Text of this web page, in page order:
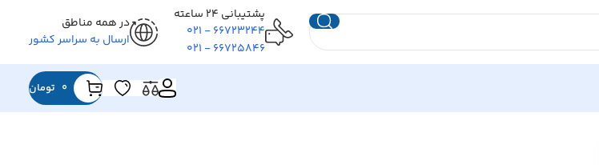
پشتیبانی ۲۴ ساعته
۶۶۷۲۳۲۴۴ - ۰۲۱
۶۶۷۲۵۸۴۶ - ۰۲۱
در همه مناطق
ارسال به سراسر کشور
0 تومان